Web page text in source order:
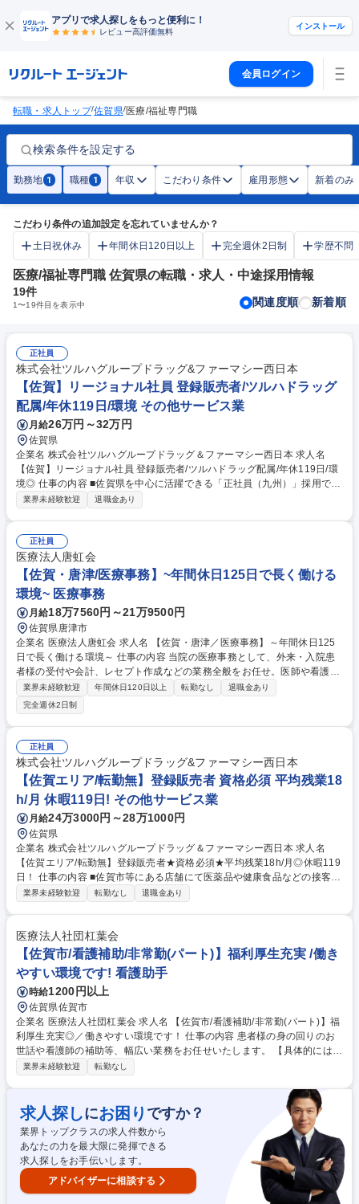
アプリで求人探しをもっと便利に！
レビュー高評価無料
インストール
会員ログイン
転職・求人トップ/佐賀県/医療/福祉専門職
検索条件を設定する
勤務地 1 職種 1 年収 こだわり条件 雇用形態 新着のみ
こだわり条件の追加設定を忘れていませんか？
土日祝休み
年間休日120日以上 完全週休2日制 学歴不問
医療/福祉専門職 佐賀県の転職・求人・中途採用情報
19件
1〜19件目を表示中 関連度順 新着順
正社員
株式会社ツルハグループドラッグ&ファーマシー西日本
【佐賀】リージョナル社員 登録販売者/ツルハドラッグ
配属/年休119日/環境 その他サービス業
月給26万円～32万円
佐賀県
企業名 株式会社ツルハグループドラッグ＆ファーマシー西日本 求人名
【佐賀】リージョナル社員 登録販売者/ツルハドラッグ配属/年休119日/環
境◎ 仕事の内容 ■佐賀県を中心に活躍できる「正社員（九州）」採用で
す。 ■店舗にて医薬品や健康食品等の接客販売、レジ、品出し、 商品管理
て】 中国地方を中心とした西日本エリアに380店舗（2025年12月現在）
を展開し、中国エリアでのシェアはNO.1です！店頭での栄養指導、地域
のイベントやセミナー等、地域貢献活動も実施しています！ 募集職種
【佐賀】リージョナル社員 登録販売者/ツルハドラッグ配属/年休119日/環
境◎
業界未経験歓迎 退職金あり
正社員
医療法人唐虹会
【佐賀・唐津/医療事務】~年間休日125日で長く働ける
環境~ 医療事務
月給18万7560円～21万9500円
佐賀県唐津市
企業名 医療法人唐虹会 求人名 【佐賀・唐津／医療事務】～年間休日125
日で長く働ける環境～ 仕事の内容 当院の医療事務として、外来・入院患
者様の受付や会計、レセプト作成などの業務全般をお任せ。医師や看護師
など各分野のプロフェッショナルと連携し、バックオフィスから病院運営
とチーム医療を支える業務です。 【具体的には】 ■外来や入院患者様の受
付対応および会計業務を担当 ■正確性が求められるレセプト作成や点検業
務を担い病院の運営を支える ■電子カルテの入力補助や管理に加えて各種
書類の作成業務を実施 ■患者様からの電話や各種問い合わせの一次対応 ■
医師や看護師などの多職種と連携を図りチーム医療を事務面から支える 募
集職種 【佐賀・唐津／医療事務】～年間休日125日で長く働ける環境～
業界未経験歓迎 年間休日120日以上 転勤なし
退職金あり
完全週休2日制
正社員
株式会社ツルハグループドラッグ&ファーマシー西日本
【佐賀エリア/転勤無】登録販売者 資格必須 平均残業18
h/月 休暇119日! その他サービス業
月給24万3000円～28万1000円
佐賀県
企業名 株式会社ツルハグループドラッグ＆ファーマシー西日本 求人名
【佐賀エリア/転勤無】登録販売者★資格必須★平均残業18h/月◎休暇119
日！ 仕事の内容 ■佐賀市等にある店舗にて医薬品や健康食品などの接客販
売、レジ、品出し、商品管理など店内作業全般をお任せします ★地域限定
リアを積んでいただくこともできる環境です。 【当社について】 中国地
方を中心とした西日本エリアに380店舗（2025年12月現在）を展開し、中
国エリアでのシェアはNO.1です！店頭での栄養指導、地域のイベントや
セミナー等、地域貢献活動も実施しています！ 募集職種 【佐賀エリア/転
勤無】登録販売者★資格必須★平均残業18h/月◎休暇119日！
業界未経験歓迎 転勤なし 退職金あり
医療法人社団杠葉会
【佐賀市/看護補助/非常勤(パート)】福利厚生充実 /働き
やすい環境です! 看護助手
時給1200円以上
佐賀県佐賀市
企業名 医療法人社団杠葉会 求人名 【佐賀市/看護補助/非常勤(パート)】福
利厚生充実◎／働きやすい環境です！ 仕事の内容 患者様の身の回りのお
世話や看護師の補助等、幅広い業務をお任せいたします。 【具体的には】
患者様の食事の介助や身体のケア、看護師や医師の指示に基づいた処置の
賀市/看護補助/非常勤(パート)】福利厚生充実◎／働きやすい環境です！
業界未経験歓迎 転勤なし
求人探しにお困り ですか？
業界トップクラスの求人件数から
あなたの力を最大限に発揮できる
求人探しをお手伝いします。
アドバイザーに相談する